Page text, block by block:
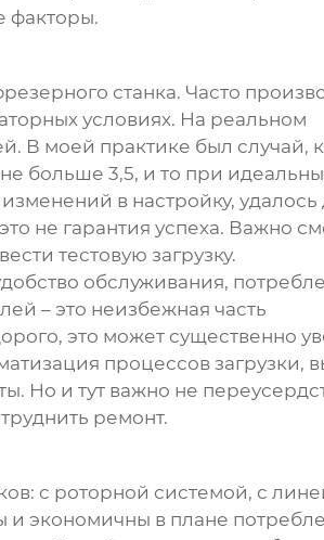
факторы.
станка. Часто
условиях. На реальном
В моей практике был случай,
больше 3,5, и то при
в настройку, удалось
не гарантия успеха. Важно
тестовую загрузку.
обслуживания,
– это неизбежная часть
это может существенно
процессов загрузки,
Но и тут важно не
ремонт.
: с роторной системой, с
и экономичны в плане